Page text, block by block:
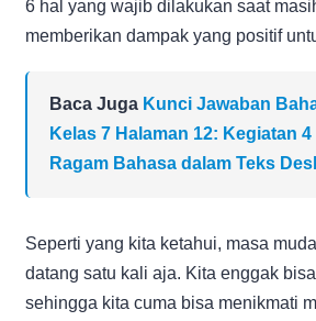
6 hal yang wajib dilakukan saat
memberikan dampak yang positif
Baca Juga Kunci Jawaban
Kelas 7 Halaman 12: Kegiatan
Ragam Bahasa dalam Teks
Seperti yang kita ketahui, masa
datang satu kali aja. Kita enggak
sehingga kita cuma bisa menikmati